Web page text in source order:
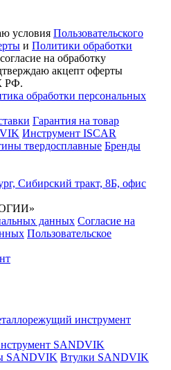
условия Пользовательского
и Политики обработки
на обработку
акцепт оферты
РФ.
обработки персональных
Гарантия на товар
Инструмент ISCAR
твердосплавные Бренды
Сибирский тракт, 8Б, офис
данных Согласие на
Пользовательское
SANDVIK
SANDVIK Втулки SANDVIK